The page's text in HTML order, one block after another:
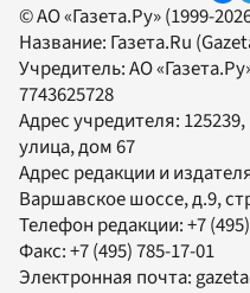
© АО «Газета.Ру» (1999-
Название: Газета.Ru
Учредитель:АО
7743625728
Адрес учредителя:
улица, дом 67
Адрес редакции и
Варшавское шоссе, д.9,
Телефон редакции:+7
Факс:+7 (495) 785-17-01
Электронная почта: